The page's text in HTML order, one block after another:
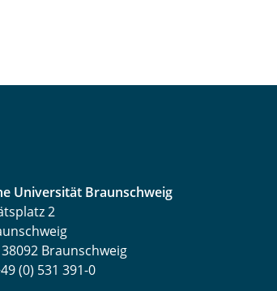
Universität Braunschweig
2
Braunschweig
(0) 531 391-0